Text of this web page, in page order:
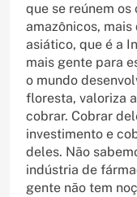
que se reúnem
amazônicos,
asiático, que é a
mais gente para
o mundo
floresta, valoriza
cobrar. Cobrar
investimento e
deles. Não
indústria de
gente não tem